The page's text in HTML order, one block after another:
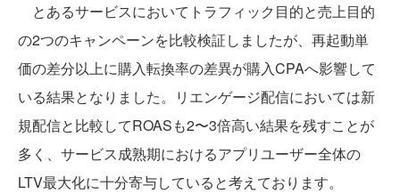
とあるサービスにおいてトラフィック目的と売上目的
の2つのキャンペーンを比較検証しましたが、再起動単
価の差分以上に購入転換率の差異が購入CPAへ影響して
いる結果となりました。リエンゲージ配信においては新
規配信と比較してROASも2〜3倍高い結果を残すことが
多く、サービス成熟期におけるアプリユーザー全体の
LTV最大化に十分寄与していると考えております。